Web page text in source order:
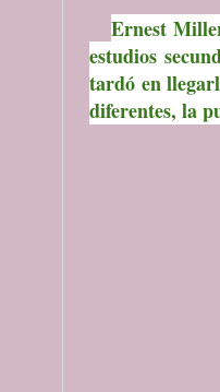
Ernest
estudios
tardó en
diferentes, la